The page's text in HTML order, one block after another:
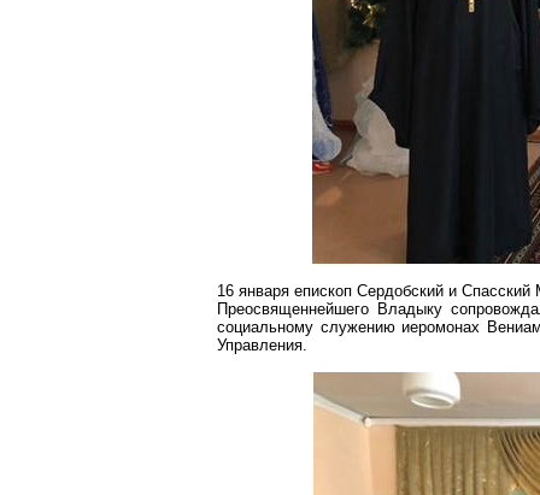
16 января епископ Сердобский и Спасский
Преосвященнейшего Владыку
социальному служению иеромонах
Управления.